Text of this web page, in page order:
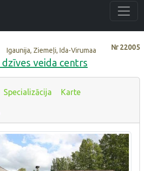
Nr22005
Igaunija, Ziemeļi, Ida-Virumaa
veida centrs
Specializācija Karte